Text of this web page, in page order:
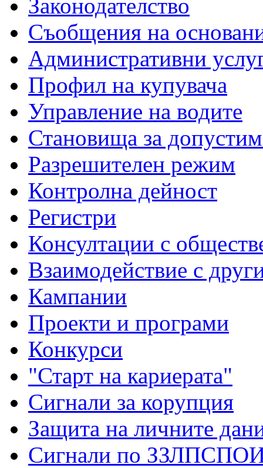
Законодателство
Съобщения на
Административни
Профил на купувача
Управление на водите
Становища за
Разрешителен режим
Контролна дейност
Регистри
Консултации с
Взаимодействие с
Кампании
Проекти и програми
Конкурси
"Старт на кариерата"
Сигнали за корупция
Защита на личните
Сигнали по